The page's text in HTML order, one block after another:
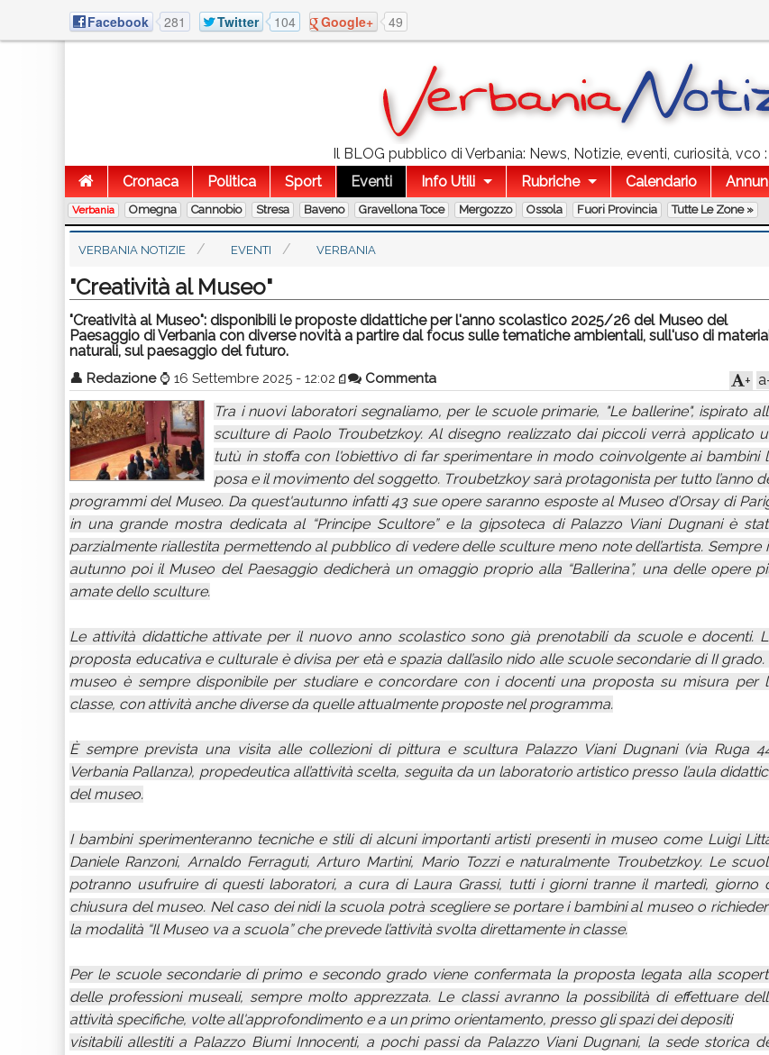
Facebook 281 Twitter 104 Google+ 49
Il BLOG pubblico di Verbania: News, Notizie, eventi, curiosità, vco
Cronaca
Politica Sport Eventi Info Utili Rubriche Calendario
Verbania Omegna Cannobio Stresa Baveno Gravellona Toce Mergozzo Ossola Fuori Provincia Tutte Le Zone »
VERBANIA NOTIZIE EVENTI VERBANIA
"Creatività al Museo"
"Creatività al Museo": disponibili le proposte didattiche per l'anno scolastico 2025/26 del Museo del
Paesaggio di Verbania con diverse novità a partire dal focus sulle tematiche ambientali, sull'uso di
naturali, sul paesaggio del futuro.
👤 Redazione ⌚ 16 Settembre 2025 - 12:02 Commenta
+
Tra i nuovi laboratori segnaliamo, per le scuole primarie, "Le ballerine", ispirato
sculture di Paolo Troubetzkoy. Al disegno realizzato dai piccoli verrà applicato
tutù in stoffa con l'obiettivo di far sperimentare in modo coinvolgente ai bambini
posa e il movimento del soggetto. Troubetzkoy sarà protagonista per tutto l’anno
programmi del Museo. Da quest'autunno infatti 43 sue opere saranno esposte al Museo d’Orsay di
in una grande mostra dedicata al “Principe Scultore” e la gipsoteca di Palazzo Viani Dugnani è
parzialmente riallestita permettendo al pubblico di vedere delle sculture meno note dell’artista. Sempre
autunno poi il Museo del Paesaggio dedicherà un omaggio proprio alla “Ballerina”, una delle opere
amate dello sculture.
Le attività didattiche attivate per il nuovo anno scolastico sono già prenotabili da scuole e docenti.
proposta educativa e culturale è divisa per età e spazia dall’asilo nido alle scuole secondarie di II grado.
museo è sempre disponibile per studiare e concordare con i docenti una proposta su misura per
classe, con attività anche diverse da quelle attualmente proposte nel programma.
È sempre prevista una visita alle collezioni di pittura e scultura Palazzo Viani Dugnani (via Ruga
Verbania Pallanza), propedeutica all’attività scelta, seguita da un laboratorio artistico presso l’aula
del museo.
I bambini sperimenteranno tecniche e stili di alcuni importanti artisti presenti in museo come Luigi
Daniele Ranzoni, Arnaldo Ferraguti, Arturo Martini, Mario Tozzi e naturalmente Troubetzkoy. Le
potranno usufruire di questi laboratori, a cura di Laura Grassi, tutti i giorni tranne il martedì, giorno
chiusura del museo. Nel caso dei nidi la scuola potrà scegliere se portare i bambini al museo o
la modalità “Il Museo va a scuola” che prevede l’attività svolta direttamente in classe.
Per le scuole secondarie di primo e secondo grado viene confermata la proposta legata alla
delle professioni museali, sempre molto apprezzata. Le classi avranno la possibilità di effettuare
attività specifiche, volte all'approfondimento e a un primo orientamento, presso gli spazi dei depositi
visitabili allestiti a Palazzo Biumi Innocenti, a pochi passi da Palazzo Viani Dugnani, la sede storica